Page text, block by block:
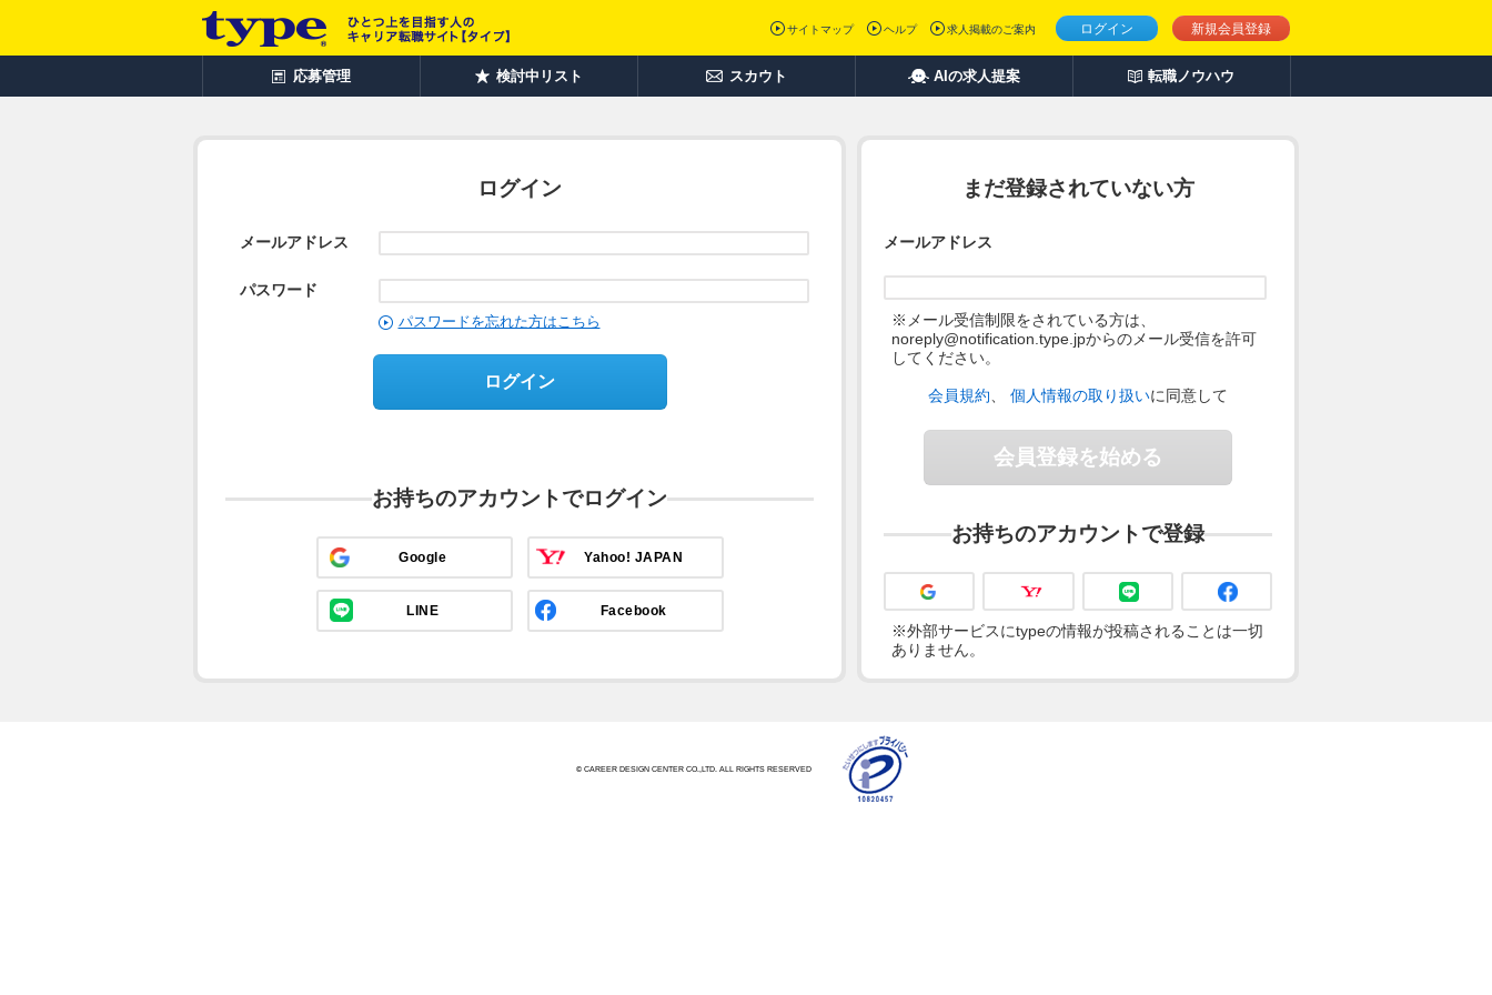
ログイン 新規会員登録
サイトマップ ヘルプ 求人掲載のご案内
応募管理 検討中リスト スカウト AIの求人提案 転職ノウハウ
ログイン
メールアドレス
パスワード
パスワードを忘れた方はこちら
ログイン
お持ちのアカウントでログイン
Google Yahoo! JAPAN
LINE Facebook
まだ登録されていない方
メールアドレス
※メール受信制限をされている方は、
noreply@notification.type.jpからのメール受信を許可
してください。
会員規約 個人情報の取り扱いに同意して
会員登録を始める
お持ちのアカウントで登録
※外部サービスにtypeの情報が投稿されることは一切
ありません。
© CAREER DESIGN CENTER CO.,LTD. ALL RIGHTS RESERVED